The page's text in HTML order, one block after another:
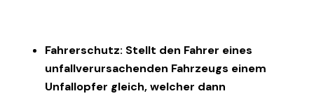
Fahrerschutz: Stellt den Fahrer eines
unfallverursachenden Fahrzeugs einem
Unfallopfer gleich, welcher dann